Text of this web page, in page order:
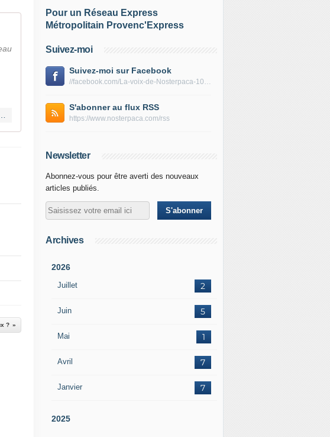
?
Pour un Réseau Express
Métropolitain Provenc'Express
Suivez-moi
Suivez-moi sur Facebook
//facebook.com/La-voix-de-Nosterpaca-106434384284735
S'abonner au flux RSS
https://www.nosterpaca.com/rss
Newsletter
Abonnez-vous pour être averti des nouveaux
articles publiés.
Archives
2026
Juillet 2
Juin 5
Mai 1
Avril 7
Janvier 7
2025